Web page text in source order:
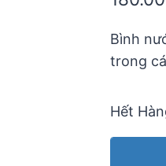
Bình
trong
Hết